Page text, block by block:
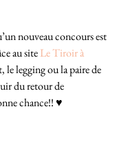
nouveau concours est
au siteLe Tiroir à
le legging ou la paire de
du retour de
chance!! ♥